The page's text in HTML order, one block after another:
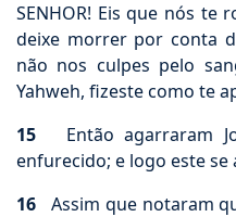
SENHOR! Eis que nós te
deixe morrer por conta
não nos culpes pelo
Yahweh, fizeste como te
15 Então agarraram
enfurecido; e logo este se
16 Assim que notaram